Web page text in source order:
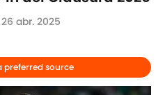
26 abr. 2025
preferred source